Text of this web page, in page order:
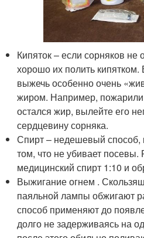
Кипяток – если сорняков не
хорошо их полить
выжечь особенно очень
жиром. Например, пожарили
остался жир, вылейте его
сердцевину сорняка.
Спирт – недешевый способ,
том, что не убивает посевы.
медицинский спирт 1:10 и
Выжигание огнем .
паяльной лампы обжигают
способ применяют до
долго не задерживаясь на